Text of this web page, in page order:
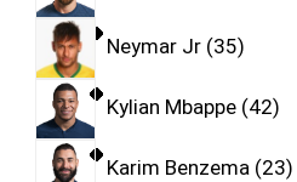
Neymar Jr 35
Kylian Mbappe 42
Karim Benzema 23